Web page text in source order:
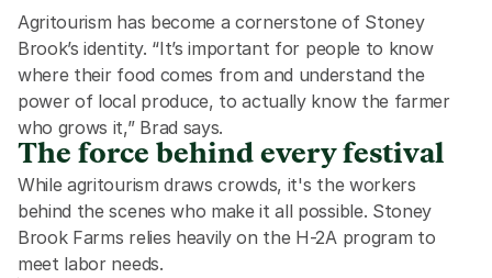
Agritourism has become a cornerstone of Stoney
Brook’s identity. “It’s important for people to know
where their food comes from and understand the
power of local produce, to actually know the farmer
who grows it,” Brad says.
The force behind every festival
While agritourism draws crowds, it's the workers
behind the scenes who make it all possible. Stoney
Brook Farms relies heavily on the H-2A program to
meet labor needs.